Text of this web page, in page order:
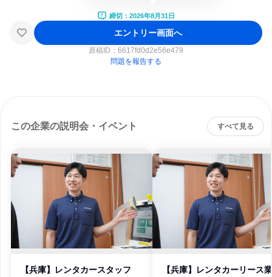
締切：2026年8月31日
エントリー画面へ
原稿ID： 6617fd0d2e56e479
問題を報告する
この企業の説明会・イベント すべて見る
【兵庫】レンタカースタッフ
【兵庫】レンタカーリース